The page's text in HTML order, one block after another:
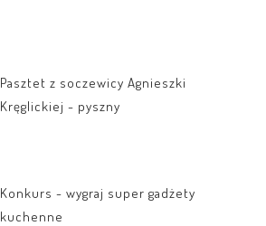
Pasztet z soczewicy Agnieszki
Kręglickiej - pyszny
Konkurs - wygraj super gadżety
kuchenne